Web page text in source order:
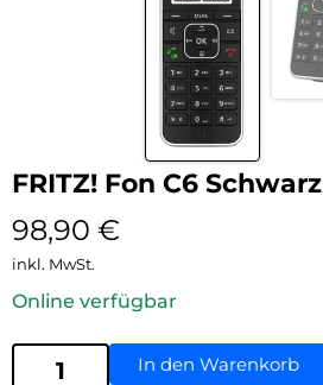
FRITZ! Fon C6 Schwarz
98,90 €
inkl. MwSt.
Online verfügbar
In den Warenkorb